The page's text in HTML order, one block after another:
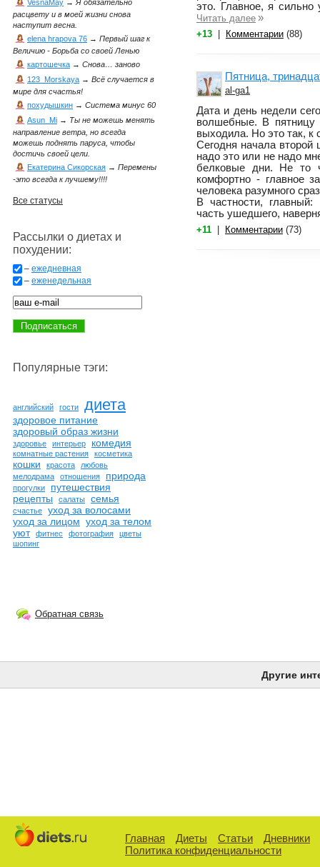
это. Главное, я
Читать далее »
+13 Комментарии (88)
Пятница,
al-ga1
Дата и день недели
волшебные. В пятницу
выходила. Но это так, к
Сегодня начала
надо это или не надо
белковые дни. Не то
комфортно - главное
человека разумного
В частности,
часть ушедшего,
+11 Комментарии (73)
VesnaMay →Я обязательно
расцвету и в моей жизни снова
наступит весна.
elena hrapova 76 → Первый шаг к
Величию - Борьба со своей Ленью
картошечка → Снова… заново
123_Morskaya → Всё случается в
мире для счастья!
похудышкин → Система минус 60
Asun_Mi → Ты не можешь менять
направление ветра, но всегда
можешь поднять паруса, чтобы
достичь своей цели.
Екатерина Сикорская → Перемены
-это всегда к лучшему!!!!
Все статусы
Рассылки о диетах и
похудении:
– ежедневная
– еженедельная
Популярные тэги:
английский гости диета
здоровое питание
здоровый образ жизни
здоровье интерьер комедия
комнатные растения косметика
кошки красота
любовь
мелодрама
отношения природа
прогулки
путешествия
рецепты
салаты семья
счастье
уход за волосами
уход за лицом уход за телом
уют
фитнес фотография
цветы
шопинг
Обратная связь
Другие
Главная Диеты Статьи
Дневники
Политика конфиденциальности